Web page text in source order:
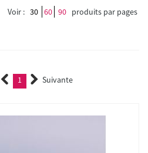
Voir : 30 60 90 produits par pages
1 (current)Suivante